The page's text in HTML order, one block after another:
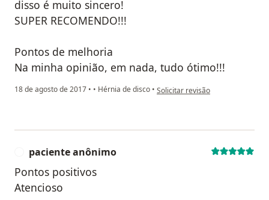
disso é muito sincero!
SUPER RECOMENDO!!!
Pontos de melhoria
Na minha opinião, em nada, tudo ótimo!!!
18 de agosto de 2017 • • Hérnia de disco • na opinião do utilizador Sua
Solicitar revisão
paciente anônimo
Pontos positivos
Atencioso